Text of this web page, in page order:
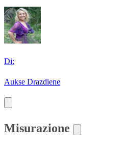
Di:
Aukse Drazdiene
Misurazione